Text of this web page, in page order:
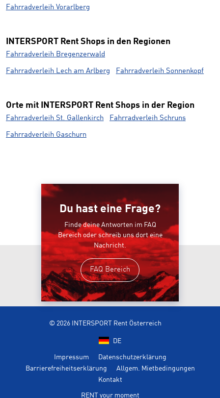
Fahrradverleih Vorarlberg
INTERSPORT Rent Shops in den Regionen
Fahrradverleih Bregenzerwald
Fahrradverleih Lech am Arlberg Fahrradverleih Sonnenkopf
Orte mit INTERSPORT Rent Shops in der Region
Fahrradverleih St. Gallenkirch Fahrradverleih Schruns
Fahrradverleih Gaschurn
Du hast eine Frage?
Finde deine Antworten im FAQ
Bereich oder schreib uns dort eine
Nachricht.
FAQ Bereich
© 2026 INTERSPORT Rent Österreich
DE
Impressum
Datenschutzerklärung
Barrierefreiheitserklärung
Allgem. Mietbedingungen
Kontakt
RENT your moment